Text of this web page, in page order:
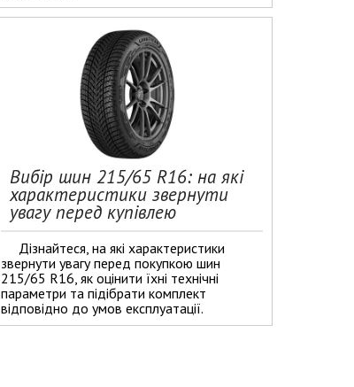
Вибір шин 215/65 R16: на які
характеристики звернути
увагу перед купівлею
Дізнайтеся, на які характеристики
звернути увагу перед покупкою шин
215/65 R16, як оцінити їхні технічні
параметри та підібрати комплект
відповідно до умов експлуатації.